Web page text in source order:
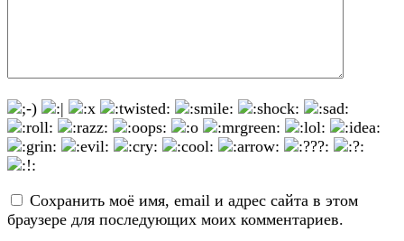
Сохранить моё имя, email и адрес сайта в этом
браузере для последующих моих комментариев.